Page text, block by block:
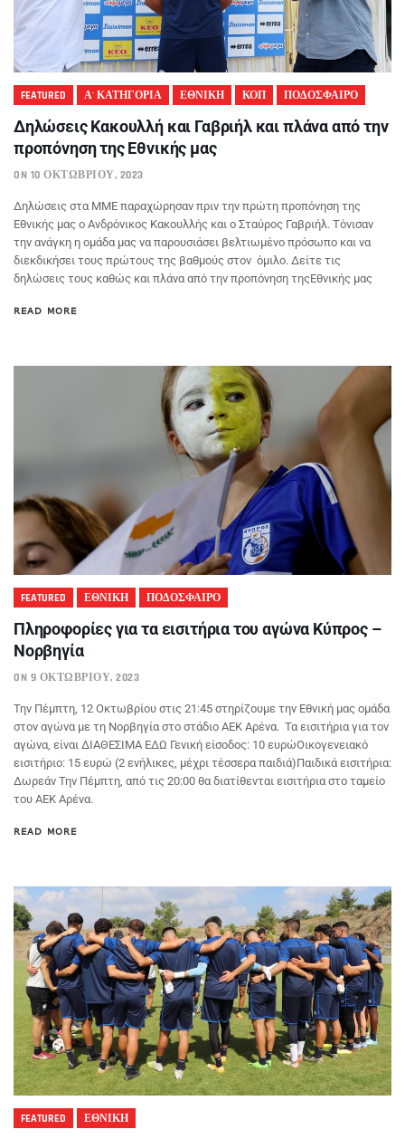
FEATURED Α' ΚΑΤΗΓΟΡΙΑ ΕΘΝΙΚΗ ΚΟΠ ΠΟΔΟΣΦΑΙΡΟ
Δηλώσεις Κακουλλή και Γαβριήλ και πλάνα από την
προπόνηση της Εθνικής μας
ON 10 ΟΚΤΩΒΡΊΟΥ, 2023
Δηλώσεις στα ΜΜΕ παραχώρησαν πριν την πρώτη προπόνηση της
Εθνικής μας ο Ανδρόνικος Κακουλλής και ο Σταύρος Γαβριήλ. Τόνισαν
την ανάγκη η ομάδα μας να παρουσιάσει βελτιωμένο πρόσωπο και να
διεκδικήσει τους πρώτους της βαθμούς στον όμιλο. Δείτε τις
δηλώσεις τους καθώς και πλάνα από την προπόνηση τηςΕθνικής μας
READ MORE
FEATURED ΕΘΝΙΚΗ ΠΟΔΟΣΦΑΙΡΟ
Πληροφορίες για τα εισιτήρια του αγώνα Κύπρος –
Νορβηγία
ON 9 ΟΚΤΩΒΡΊΟΥ, 2023
Την Πέμπτη, 12 Οκτωβρίου στις 21:45 στηρίζουμε την Εθνική μας ομάδα
στον αγώνα με τη Νορβηγία στο στάδιο ΑΕΚ Αρένα. Τα εισιτήρια για τον
αγώνα, είναι ΔΙΑΘΕΣΙΜΑ ΕΔΩ Γενική είσοδος: 10 ευρώΟικογενειακό
εισιτήριο: 15 ευρώ (2 ενήλικες, μέχρι τέσσερα παιδιά)Παιδικά εισιτήρια:
Δωρεάν Την Πέμπτη, από τις 20:00 θα διατίθενται εισιτήρια στο ταμείο
του ΑΕΚ Αρένα.
READ MORE
FEATURED ΕΘΝΙΚΗ